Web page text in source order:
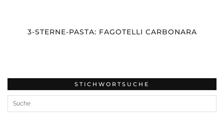
3-STERNE-PASTA: FAGOTELLI CARBONARA
STICHWORTSUCHE